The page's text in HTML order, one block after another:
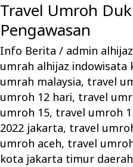
Travel Umroh
Pengawasan
Info Berita / admin
umrah alhijaz
umrah malaysia, travel
umroh 12 hari, travel
umroh 15, travel umroh
2022 jakarta, travel
umroh aceh, travel
kota jakarta timur
Travel
Umroh
Dukung
Upaya
Kemenag
Memperketat
Pengawasan